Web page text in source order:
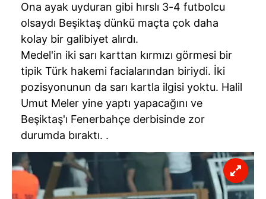
Ona ayak uyduran gibi hırslı 3-4 futbolcu
olsaydı Beşiktaş dünkü maçta çok daha
kolay bir galibiyet alırdı.
Medel'in iki sarı karttan kırmızı görmesi bir
tipik Türk hakemi facialarından biriydi. İki
pozisyonunun da sarı kartla ilgisi yoktu. Halil
Umut Meler yine yaptı yapacağını ve
Beşiktaş'ı Fenerbahçe derbisinde zor
durumda bıraktı. .